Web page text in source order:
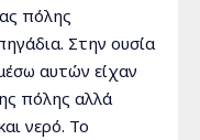
πόλης
Στην ουσία
αυτών είχαν
πόλης αλλά
νερό. Το